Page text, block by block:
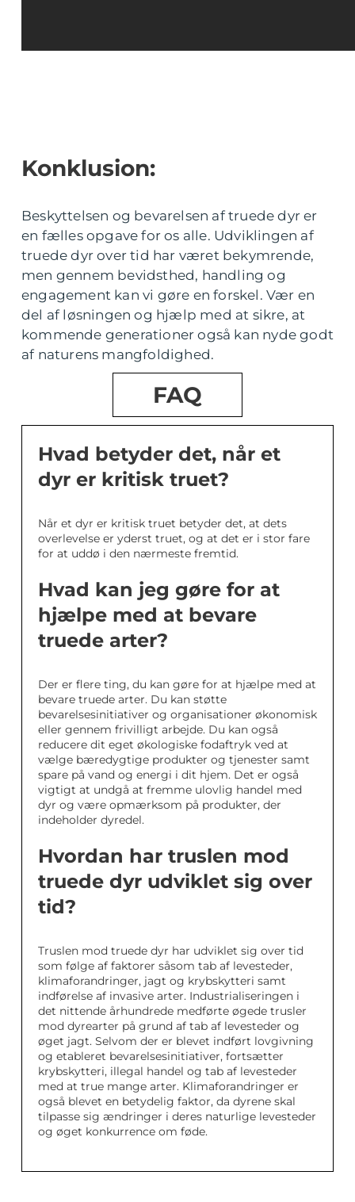
Konklusion:
Beskyttelsen og bevarelsen af truede dyr er
en fælles opgave for os alle. Udviklingen af
truede dyr over tid har været bekymrende,
men gennem bevidsthed, handling og
engagement kan vi gøre en forskel. Vær en
del af løsningen og hjælp med at sikre, at
kommende generationer også kan nyde godt
af naturens mangfoldighed.
FAQ
Hvad betyder det, når et
dyr er kritisk truet?
Når et dyr er kritisk truet betyder det, at dets
overlevelse er yderst truet, og at det er i stor fare
for at uddø i den nærmeste fremtid.
Hvad kan jeg gøre for at
hjælpe med at bevare
truede arter?
Der er flere ting, du kan gøre for at hjælpe med at
bevare truede arter. Du kan støtte
bevarelsesinitiativer og organisationer økonomisk
eller gennem frivilligt arbejde. Du kan også
reducere dit eget økologiske fodaftryk ved at
vælge bæredygtige produkter og tjenester samt
spare på vand og energi i dit hjem. Det er også
vigtigt at undgå at fremme ulovlig handel med
dyr og være opmærksom på produkter, der
indeholder dyredel.
Hvordan har truslen mod
truede dyr udviklet sig over
tid?
Truslen mod truede dyr har udviklet sig over tid
som følge af faktorer såsom tab af levesteder,
klimaforandringer, jagt og krybskytteri samt
indførelse af invasive arter. Industrialiseringen i
det nittende århundrede medførte øgede trusler
mod dyrearter på grund af tab af levesteder og
øget jagt. Selvom der er blevet indført lovgivning
og etableret bevarelsesinitiativer, fortsætter
krybskytteri, illegal handel og tab af levesteder
med at true mange arter. Klimaforandringer er
også blevet en betydelig faktor, da dyrene skal
tilpasse sig ændringer i deres naturlige levesteder
og øget konkurrence om føde.